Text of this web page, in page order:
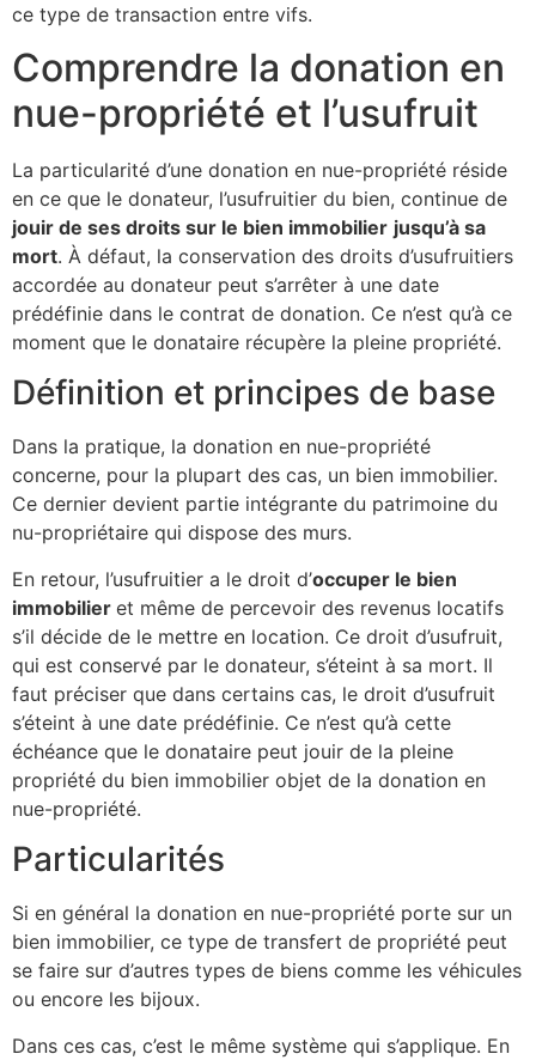
ce type de transaction entre vifs.
Comprendre la donation en
nue-propriété et l’usufruit
La particularité d’une donation en nue-propriété réside
en ce que le donateur, l’usufruitier du bien, continue de
jouir de ses droits sur le bien immobilier jusqu’à sa
mort. À défaut, la conservation des droits d’usufruitiers
accordée au donateur peut s’arrêter à une date
prédéfinie dans le contrat de donation. Ce n’est qu’à ce
moment que le donataire récupère la pleine propriété.
Définition et principes de base
Dans la pratique, la donation en nue-propriété
concerne, pour la plupart des cas, un bien immobilier.
Ce dernier devient partie intégrante du patrimoine du
nu-propriétaire qui dispose des murs.
En retour, l’usufruitier a le droit d’occuper le bien
immobilier et même de percevoir des revenus locatifs
s’il décide de le mettre en location. Ce droit d’usufruit,
qui est conservé par le donateur, s’éteint à sa mort. Il
faut préciser que dans certains cas, le droit d’usufruit
s’éteint à une date prédéfinie. Ce n’est qu’à cette
échéance que le donataire peut jouir de la pleine
propriété du bien immobilier objet de la donation en
nue-propriété.
Particularités
Si en général la donation en nue-propriété porte sur un
bien immobilier, ce type de transfert de propriété peut
se faire sur d’autres types de biens comme les véhicules
ou encore les bijoux.
Dans ces cas, c’est le même système qui s’applique. En